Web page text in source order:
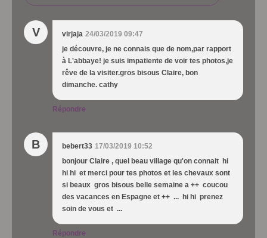
V virjaja 24/03/2019 09:47
je découvre, je ne connais que de nom,par rapport
à L'abbaye! je suis impatiente de voir tes photos,je
rêve de la visiter.gros bisous Claire, bon
dimanche. cathy
Répondre
B bebert33 17/03/2019 10:52
bonjour Claire , quel beau village qu'on connait hi
hi hi et merci pour tes photos et les chevaux sont
si beaux gros bisous belle semaine a ++ coucou
des vacances en Espagne et ++ ... hi hi prenez
soin de vous et ...
Répondre